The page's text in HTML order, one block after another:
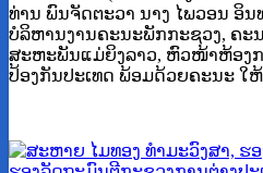
ທ່ານ ພົນຈັດຕະວາ ນາງ ໄພວອນ ອິ
ບໍລິຫານງານຄະນະພັກກະຊວງ, ຄະ
ສະຫະພັນແມ່ຍິງລາວ, ຫົວໜ້າຫ້ອງ
ປ້ອງກັນປະເທດ ພ້ອມດ້ວຍຄະນະ ໃ